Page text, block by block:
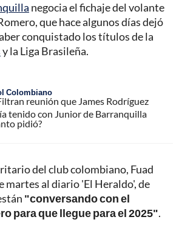
negocia el fichaje del volante
que hace algunos días dejó
conquistado los títulos de la
y la Liga Brasileña.
Colombiano
reunión que James Rodríguez
tenido con Junior de Barranquilla
pidió?
del club colombiano, Fuad
martes al diario 'El Heraldo', de
"conversando con el
para que llegue para el 2025".